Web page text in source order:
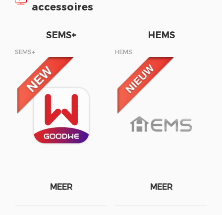
accessoires
SEMS+
SEMS+
MEER
HEMS
HEMS
MEER